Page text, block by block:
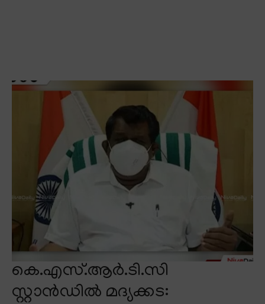
കെ.എസ്.ആർ.ടി.സി
സ്റ്റാൻഡിൽ മദ്യക്കട: